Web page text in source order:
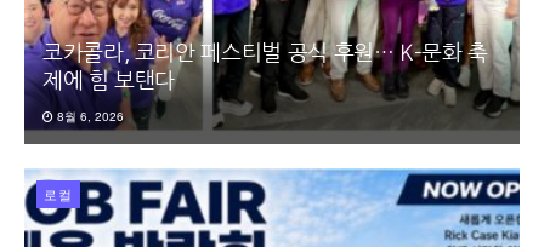
코카콜라, 코리안 페스티벌 공식 후원… K-문화 축
제에 힘 보탠다
8월 6, 2026
로컬